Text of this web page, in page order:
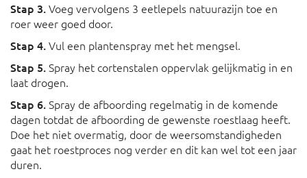
Stap 3.Voeg vervolgens 3 eetlepels natuurazijn toe en
roer weer goed door.
Stap 4.Vul een plantenspray met het mengsel.
Stap 5.Spray het cortenstalen oppervlak gelijkmatig in en
laat drogen.
Stap 6.Spray de afboording regelmatig in de komende
dagen totdat de afboording de gewenste roestlaag heeft.
Doe het niet overmatig, door de weersomstandigheden
gaat het roestproces nog verder en dit kan wel tot een jaar
duren.